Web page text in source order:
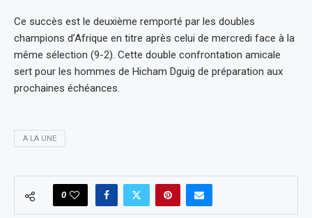
Ce succès est le deuxième remporté par les doubles
champions d’Afrique en titre après celui de mercredi face à la
même sélection (9-2). Cette double confrontation amicale
sert pour les hommes de Hicham Dguig de préparation aux
prochaines échéances.
A LA UNE
0